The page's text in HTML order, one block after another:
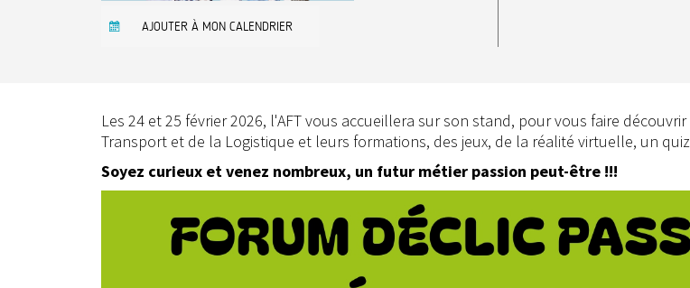
AJOUTER À MON CALENDRIER
Les 24 et 25 février 2026, l'AFT vous accueillera sur son stand, pour vous faire
Transport et de la Logistique et leurs formations, des jeux, de la réalité virtuelle, un
Soyez curieux et venez nombreux, un futur métier passion peut-être !!!